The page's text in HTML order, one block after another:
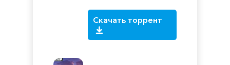
Скачать торрент